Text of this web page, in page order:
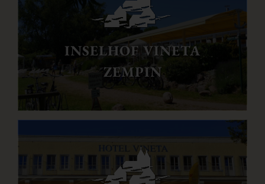
INSELHOF VINETA
ZEMPIN